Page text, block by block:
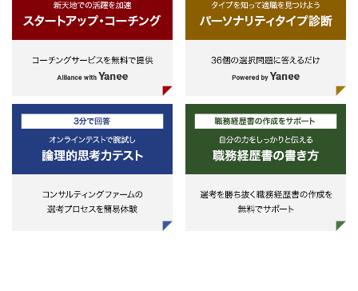
ント、育成
・個別のプログラム（オープンイノ
ベーション、研究シーズの事業化
等）に対する、スタートアップや地
域企業、大学研究者等への伴走支援
・ジュニアメンバー育成に向けた社
内トレーニングの企画・実行
・新規事業推進に向けた人材戦略
築支援
・新規事業構築の伴走支援 等